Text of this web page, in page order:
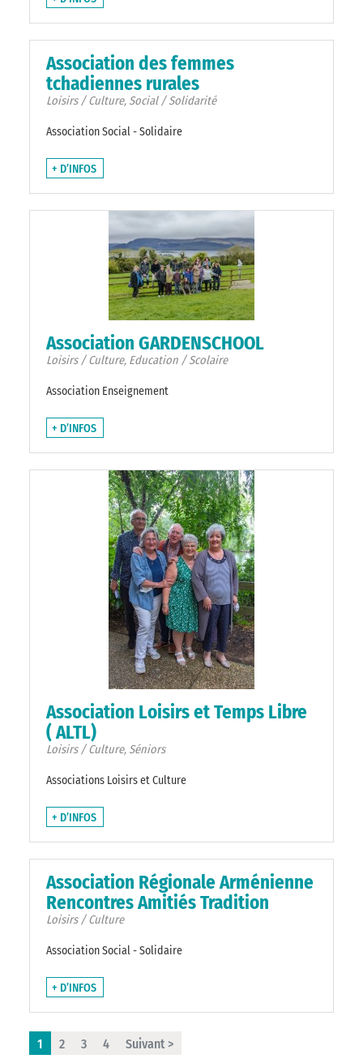
Association des femmes
tchadiennes rurales
Loisirs / Culture, Social / Solidarité
Association Social - Solidaire
+ D’INFOS
Association GARDENSCHOOL
Loisirs / Culture, Education / Scolaire
Association Enseignement
+ D’INFOS
Association Loisirs et Temps Libre
( ALTL)
Loisirs / Culture, Séniors
Associations Loisirs et Culture
+ D’INFOS
Association Régionale Arménienne
Rencontres Amitiés Tradition
Loisirs / Culture
Association Social - Solidaire
+ D’INFOS
1 2 3 4 Suivant >